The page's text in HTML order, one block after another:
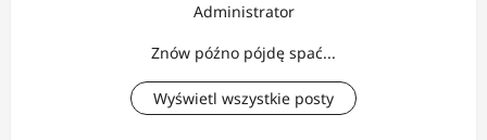
Administrator
Znów późno pójdę spać...
Wyświetl wszystkie posty